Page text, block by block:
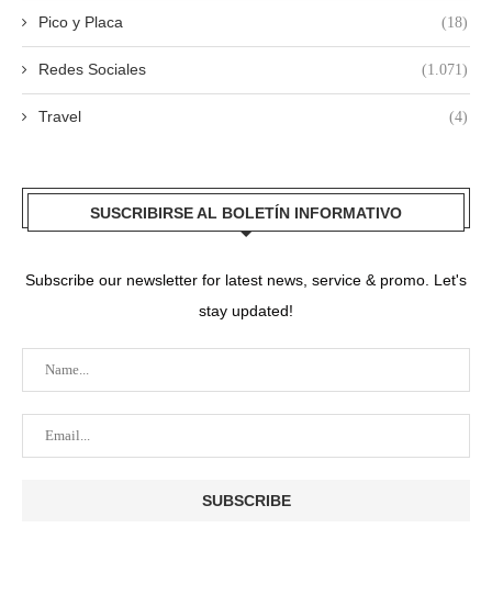
Pico y Placa (18)
Redes Sociales (1.071)
Travel (4)
SUSCRIBIRSE AL BOLETÍN INFORMATIVO
Subscribe our newsletter for latest news, service & promo. Let's
stay updated!